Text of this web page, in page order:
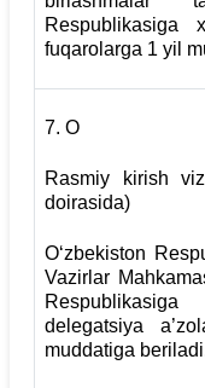
Respublikasiga
fuqarolarga 1 yil
7. О
Rasmiy kirish
doirasida)
O‘zbekiston
Vazirlar
delegatsiya
muddatiga